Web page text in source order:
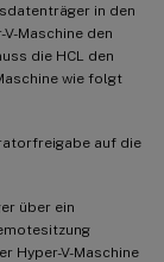
in den
Maschine den
die HCL den
wie folgt
auf die
über ein
Hyper-V-Maschine